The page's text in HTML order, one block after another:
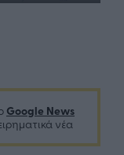
Settings
Enter
Google News
νέα